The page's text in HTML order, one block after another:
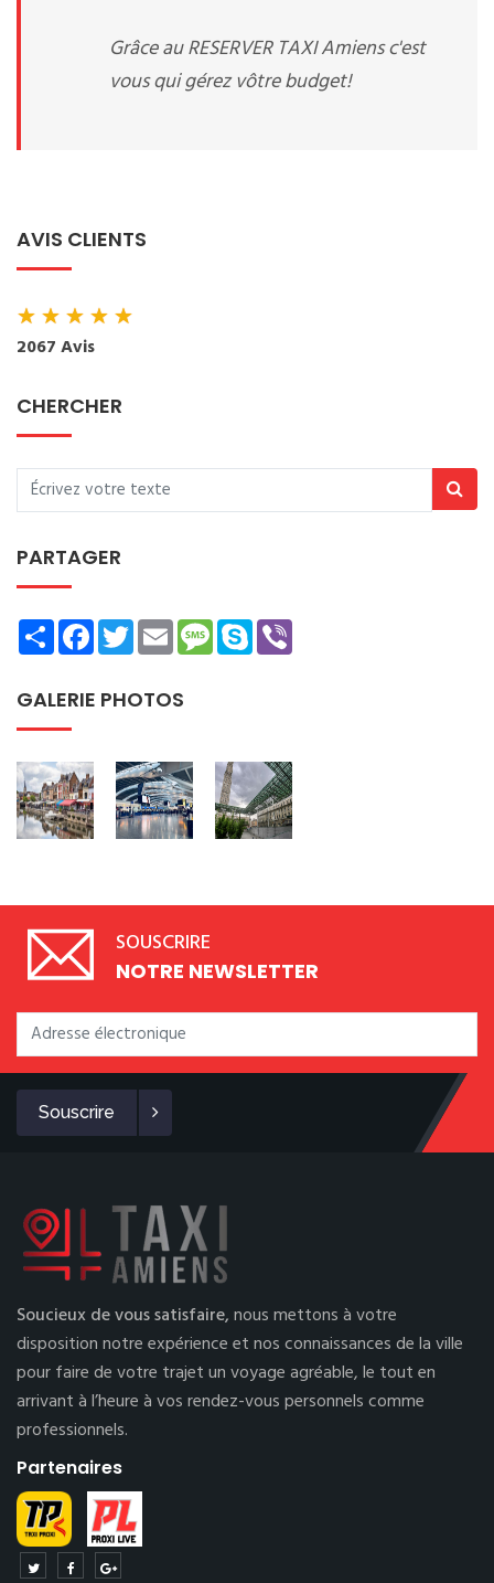
Grâce au RESERVER TAXI Amiens c'est
vous qui gérez vôtre budget!
AVIS CLIENTS
★★★★★
2067 Avis
CHERCHER
PARTAGER
ShareFacebookTwitterEmailMessage
Skype
GALERIE PHOTOS
SOUSCRIRE
NOTRE NEWSLETTER
Souscrire
Soucieux de vous satisfaire,nous mettons à votre
disposition notre expérience et nos connaissances de la ville
pour faire de votre trajet un voyage agréable, le tout en
arrivant à l’heure à vos rendez-vous personnels comme
professionnels.
Partenaires